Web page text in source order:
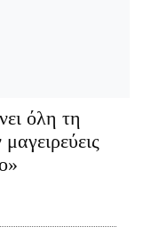
όλη τη